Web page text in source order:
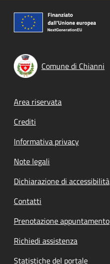
Comune di Chianni
Footer menu
Area riservata
Crediti
Informativa privacy
Note legali
Dichiarazione di accessibilità
Contatti
Prenotazione appuntamento
Richiedi assistenza
Statistiche del portale